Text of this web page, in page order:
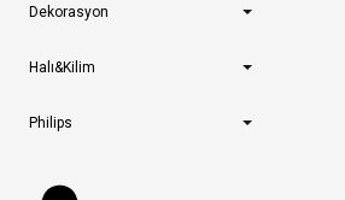
Dekorasyon
Halı&Kilim
Philips